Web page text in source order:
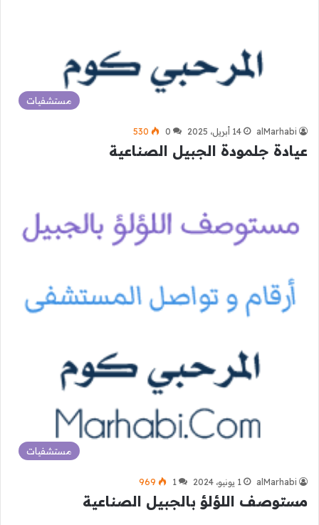
مستشفيات
alMarhabi 14 أبريل، 2025 0
530
عيادة جلمودة الجبيل الصناعية
مستشفيات
alMarhabi 1 يونيو، 2024 1
969
مستوصف اللؤلؤ بالجبيل الصناعية